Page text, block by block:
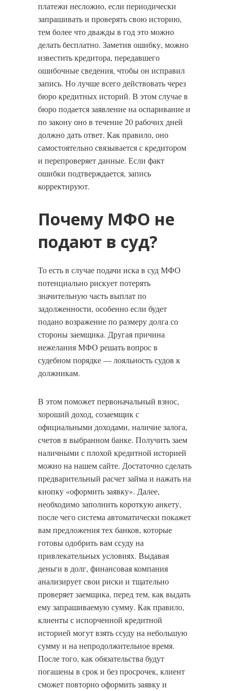
платежи несложно, если периодически
запрашивать и проверять свою историю,
тем более что дважды в год это можно
делать бесплатно. Заметив ошибку, можно
известить кредитора, передавшего
ошибочные сведения, чтобы он исправил
запись. Но лучше всего действовать через
бюро кредитных историй. В этом случае в
бюро подается заявление на оспаривание и
по закону оно в течение 20 рабочих дней
должно дать ответ. Как правило, оно
самостоятельно связывается с кредитором
и перепроверяет данные. Если факт
ошибки подтверждается, запись
корректируют.
Почему МФО не
подают в суд?
То есть в случае подачи иска в суд МФО
потенциально рискует потерять
значительную часть выплат по
задолженности, особенно если будет
подано возражение по размеру долга со
стороны заемщика. Другая причина
нежелания МФО решать вопрос в
судебном порядке — лояльность судов к
должникам.
В этом поможет первоначальный взнос,
хороший доход, созаемщик с
официальными доходами, наличие залога,
счетов в выбранном банке. Получить заем
наличными с плохой кредитной историей
можно на нашем сайте. Достаточно сделать
предварительный расчет займа и нажать на
кнопку «оформить заявку». Далее,
необходимо заполнить короткую анкету,
после чего система автоматически покажет
вам предложения тех банков, которые
готовы одобрить вам ссуду на
привлекательных условиях. Выдавая
деньги в долг, финансовая компания
анализирует свои риски и тщательно
проверяет заемщика, перед тем, как выдать
ему запрашиваемую сумму. Как правило,
клиенты с испорченной кредитной
историей могут взять ссуду на небольшую
сумму и на непродолжительное время.
После того, как обязательства будут
погашены в срок и без просрочек, клиент
сможет повторно оформить заявку и